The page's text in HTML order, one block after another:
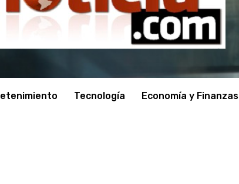
Tecnología Economía y Finanzas